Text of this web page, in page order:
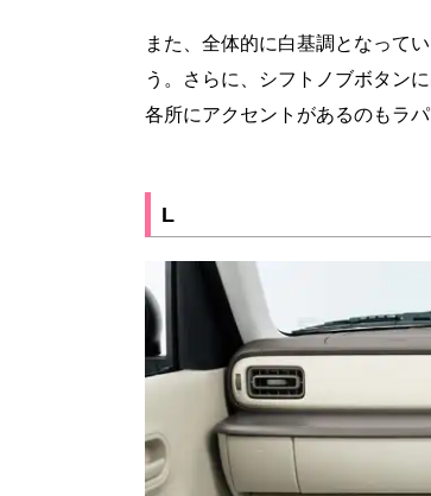
また、全体的に白基調となって
う。さらに、シフトノブボタン
各所にアクセントがあるのもラ
L